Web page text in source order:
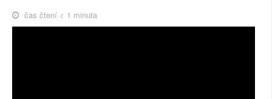
čas čtení < 1 minuta